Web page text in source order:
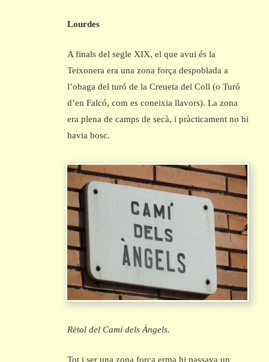
Lourdes
A finals del segle XIX, el que avui és la
Teixonera era una zona força despoblada a
l’obaga del turó de la Creueta del Coll (o Turó
d’en Falcó, com es coneixia llavors). La zona
era plena de camps de secà, i pràcticament no hi
havia bosc.
Rètol del Camí dels Àngels.
Tot i ser una zona força erma hi passava un